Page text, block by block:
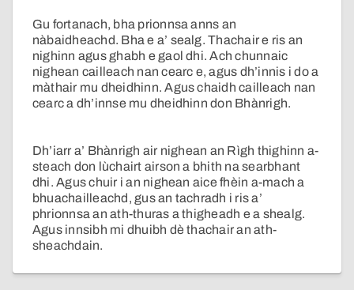
Gu fortanach, bha prionnsa anns an
nàbaidheachd. Bha e a’ sealg. Thachair e ris an
nighinn agus ghabh e gaol dhi. Ach chunnaic
nighean cailleach nan cearc e, agus dh’innis i do a
màthair mu dheidhinn. Agus chaidh cailleach nan
cearc a dh’innse mu dheidhinn don Bhànrigh.
Dh’iarr a’ Bhànrigh air nighean an Rìgh thighinn a-
steach don lùchairt airson a bhith na searbhant
dhi. Agus chuir i an nighean aice fhèin a-mach a
bhuachailleachd, gus an tachradh i ris a’
phrionnsa an ath-thuras a thigheadh e a shealg.
Agus innsibh mi dhuibh dè thachair an ath-
sheachdain.